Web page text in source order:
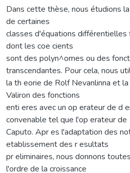
Dans cette thèse, nous étudions
de certaines
classes d'équations différentielles
dont les coe cients
sont des polyn^omes ou des
transcendantes. Pour cela, nous
la th eorie de Rolf Nevanlinna et
Valiron des fonctions
enti eres avec un op erateur de d
convenable tel que l'op erateur de
Caputo. Apr es l'adaptation des
etablissement des r esultats
pr eliminaires, nous donnons
l'ordre de la croissance